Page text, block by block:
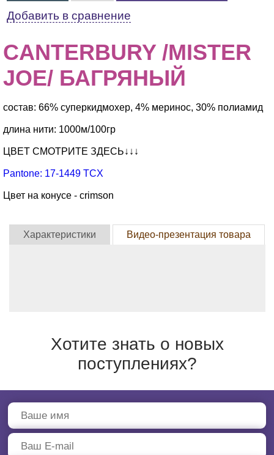
Добавить в сравнение
CANTERBURY /MISTER
JOE/ БАГРЯНЫЙ
состав: 66% суперкидмохер, 4% меринос, 30% полиамид
длина нити: 1000м/100гр
ЦВЕТ СМОТРИТЕ ЗДЕСЬ↓↓↓
Pantone: 17-1449 TCX
Цвет на конусе - crimson
Характеристики Видео-презентация товара
Хотите знать о новых
поступлениях?